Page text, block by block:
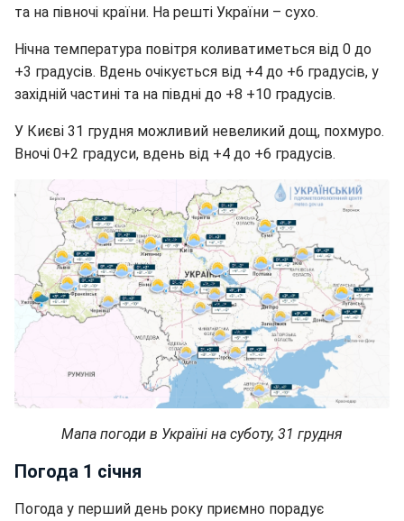
та на півночі країни. На решті України – сухо.
Нічна температура повітря коливатиметься від 0 до
+3 градусів. Вдень очікується від +4 до +6 градусів, у
західній частині та на півдні до +8 +10 градусів.
У Києві 31 грудня можливий невеликий дощ, похмуро.
Вночі 0+2 градуси, вдень від +4 до +6 градусів.
Мапа погоди в Україні на суботу, 31 грудня
Погода 1 січня
Погода у перший день року приємно порадує